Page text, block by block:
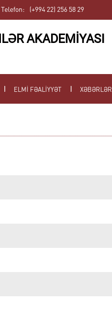
Telefon: (+994 22) 256 58 29
AKADEMİYASI
ELMİ FƏALİYYƏT XƏBƏRLƏR